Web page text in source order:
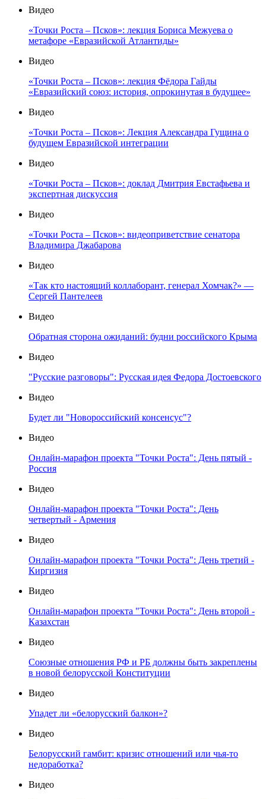
Видео
«Точки Роста – Псков»: лекция Бориса Межуева о
метафоре «Евразийской Атлантиды»
Видео
«Точки Роста – Псков»: лекция Фёдора Гайды
«Евразийский союз: история, опрокинутая в будущее»
Видео
«Точки Роста – Псков»: Лекция Александра Гущина о
будущем Евразийской интеграции
Видео
«Точки Роста – Псков»: доклад Дмитрия Евстафьева и
экспертная дискуссия
Видео
«Точки Роста – Псков»: видеоприветствие сенатора
Владимира Джабарова
Видео
«Так кто настоящий коллаборант, генерал Хомчак?» —
Сергей Пантелеев
Видео
Обратная сторона ожиданий: будни российского Крыма
Видео
"Русские разговоры": Русская идея Федора Достоевского
Видео
Будет ли "Новороссийский консенсус"?
Видео
Онлайн-марафон проекта "Точки Роста": День пятый -
Россия
Видео
Онлайн-марафон проекта "Точки Роста": День
четвертый - Армения
Видео
Онлайн-марафон проекта "Точки Роста": День третий -
Киргизия
Видео
Онлайн-марафон проекта "Точки Роста": День второй -
Казахстан
Видео
Союзные отношения РФ и РБ должны быть закреплены
в новой белорусской Конституции
Видео
Упадет ли «белорусский балкон»?
Видео
Белорусский гамбит: кризис отношений или чья-то
недоработка?
Видео